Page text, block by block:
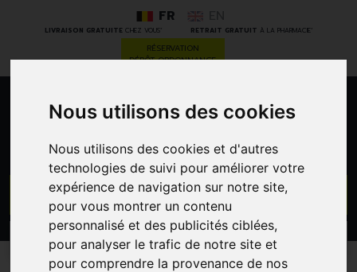
Nous utilisons des cookies
Nous utilisons des cookies et d'autres
technologies de suivi pour améliorer votre
expérience de navigation sur notre site,
pour vous montrer un contenu
personnalisé et des publicités ciblées,
pour analyser le trafic de notre site et
pour comprendre la provenance de nos
LIVRAISON GRATUITECHEZ VOUS* RETRAIT GRATUIT À LA PHARMACIE *
FR
RÉSERVATION
DÉPÔT ORDONNANCE
CATÉGORIES PROMOS